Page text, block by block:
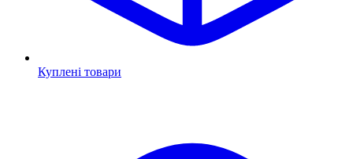
Куплені товари